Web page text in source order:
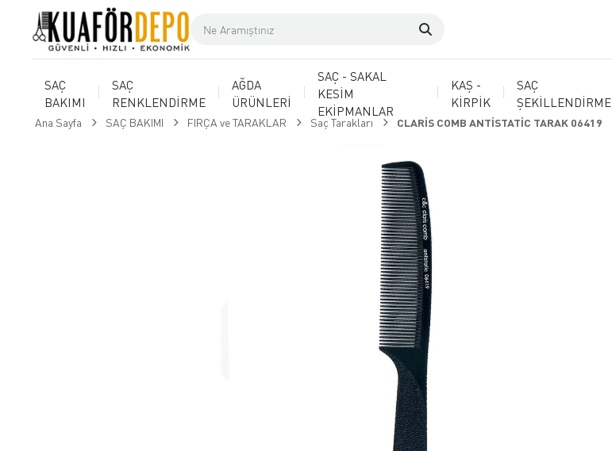
SAÇ
BAKIMI
SAÇ
RENKLENDİRME
AĞDA
ÜRÜNLERİ
SAÇ - SAKAL
KESİM
EKİPMANLAR
KAŞ -
KİRPİK
SAÇ
ŞEKİLLENDİRME
Ana Sayfa SAÇ BAKIMI FIRÇA ve TARAKLAR ​Saç Tarakları CLARİS COMB ANTİSTATİC TARAK 06419